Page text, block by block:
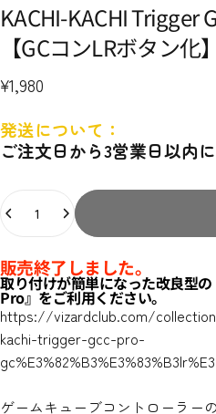
KACHI-KACHITrigger
【GCコンLRボタン化】
¥1,980
発送について：
ご注文日から3営業日以内
販売終了しました。
取り付けが簡単になった改良型
Pro』をご利用ください。
https://vizardclub.com/
kachi-trigger-gcc-pro-
ゲームキューブコントローラー